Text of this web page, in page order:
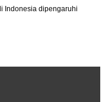
Indonesia dipengaruhi